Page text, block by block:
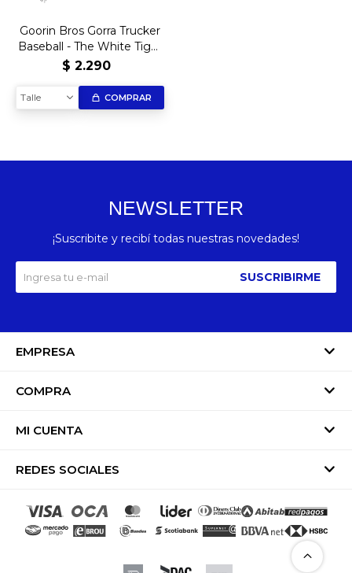
Goorin Bros Gorra Trucker
Baseball - The White Tiger
- BLK
$ 2.290
Talle COMPRAR
EMPRESA
COMPRA
MI CUENTA
REDES SOCIALES
NEWSLETTER
¡Suscribite y recibí todas nuestras novedades!
SUSCRIBIRME